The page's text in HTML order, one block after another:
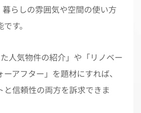
らしの雰囲気や空間の使い方
す。
人気物件の紹介」や「リノベー
アフター」を題材にすれば、
信頼性の両方を訴求できま